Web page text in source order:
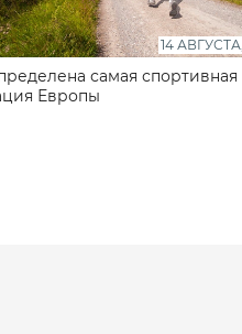
14
самая спортивная
Европы